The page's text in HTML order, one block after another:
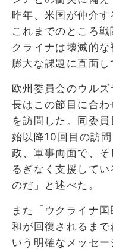
昨年、米国が仲介す
これまでのところ
クライナは壊滅的
膨大な課題に直面し
欧州委員会のウル
長はこの節目に合
を訪問した。同委
始以降10回目の訪
政、軍事両面で、
るぎなく支援して
のだ」と述べた。
また「ウクライナ
和が回復されるま
いう明確なメッセ